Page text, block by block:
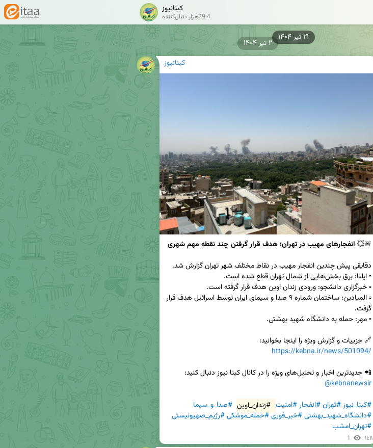
کبنانیوز
29.4هزار دنبال‌کننده
کبنانیوز
🚨💥 انفجارهای مهیب در تهران؛ هدف قرار گرفتن چند نقطه مهم شهری
🔗 جزییات و گزارش ویژه را اینجا بخوانید:
https://kebna.ir/news/501094/
📲 جدیدترین اخبار و تحلیل‌های ویژه را در کانال کبنا نیوز دنبال کنید:
@kebnanewsir
#کبنا_نیوز#تهران#انفجار#امنیت #زندان_اوین #صدا_و_سیما
#دانشگاه_شهید_بهشتی#خبر_فوری#حمله_موشکی#رژیم_صهیونیستی
#تهران_امشب
1 ۱۱:۱۱
۲ تیر ۱۴۰۴